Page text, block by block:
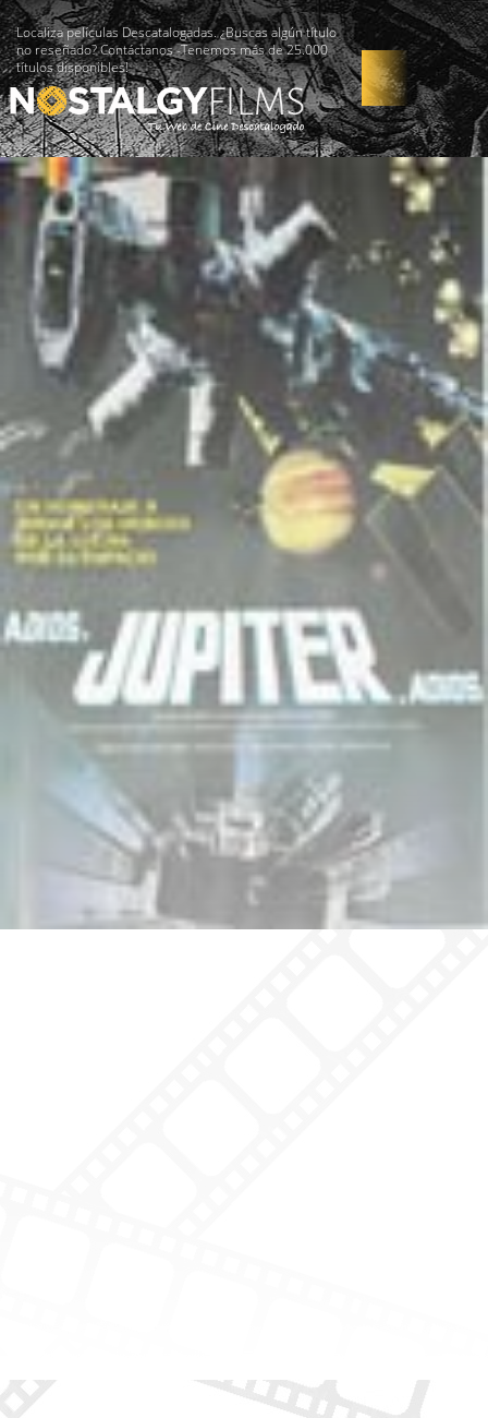
Localiza películas Descatalogadas. ¿Buscas algún título
no reseñado? Contáctanos -Tenemos más de 25.000
títulos disponibles!